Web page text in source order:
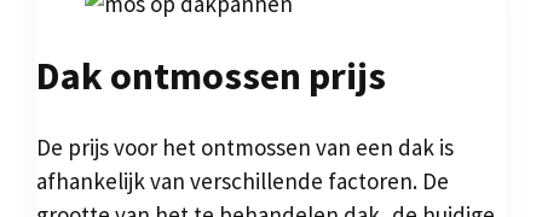
Dak ontmossen prijs
De prijs voor het ontmossen van een dak is
afhankelijk van verschillende factoren. De